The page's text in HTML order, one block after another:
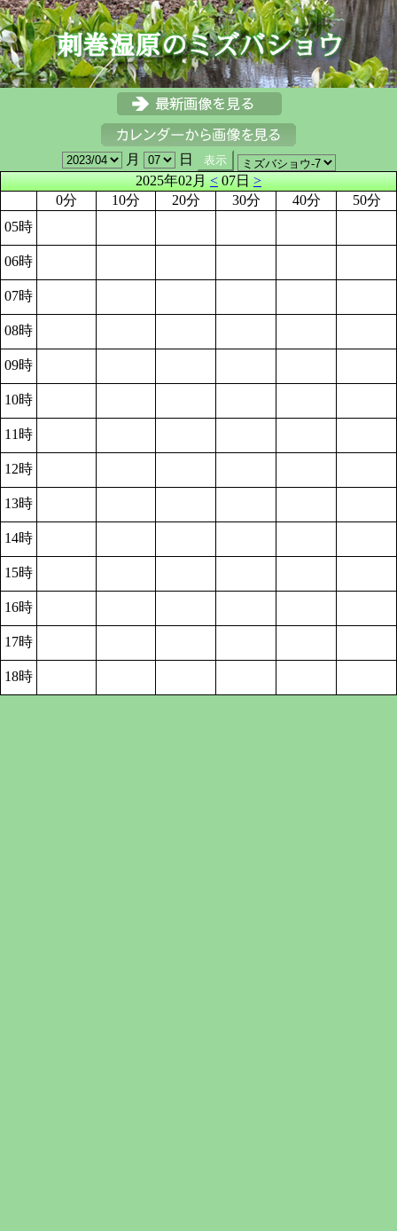
月
日
2025年02月<07日>
0分
10分 20分 30分 40分
50分
05時
06時
07時
08時
09時
10時
11時
12時
13時
14時
15時
16時
17時
18時